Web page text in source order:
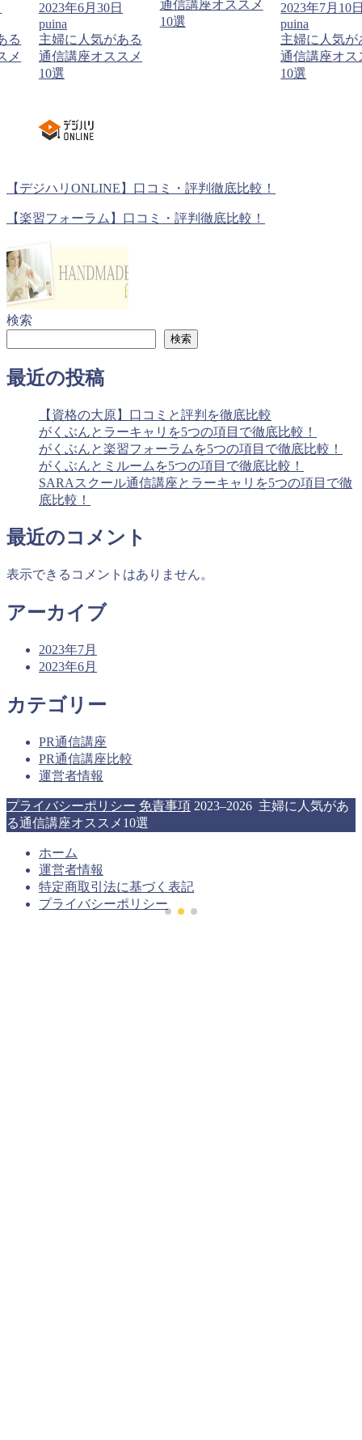
る
メ
2023年6月30日
puina
主婦に人気がある
通信講座オススメ
10選
通信講座オススメ
10選
2023年7月10
puina
主婦に人気が
通信講座オス
10選
【デジハリONLINE】口コミ・評判徹底比較！
【楽習フォーラム】口コミ・評判徹底比較！
検索
検索
最近の投稿
【資格の大原】口コミと評判を徹底比較
がくぶんとラーキャリを5つの項目で徹底比較！
がくぶんと楽習フォーラムを5つの項目で徹底比較！
がくぶんとミルームを5つの項目で徹底比較！
SARAスクール通信講座とラーキャリを5つの項目で徹
底比較！
最近のコメント
表示できるコメントはありません。
アーカイブ
2023年7月
2023年6月
カテゴリー
PR通信講座
PR通信講座比較
運営者情報
プライバシーポリシー 免責事項 2023–2026 主婦に人気があ
る通信講座オススメ10選
ホーム
運営者情報
特定商取引法に基づく表記
プライバシーポリシー